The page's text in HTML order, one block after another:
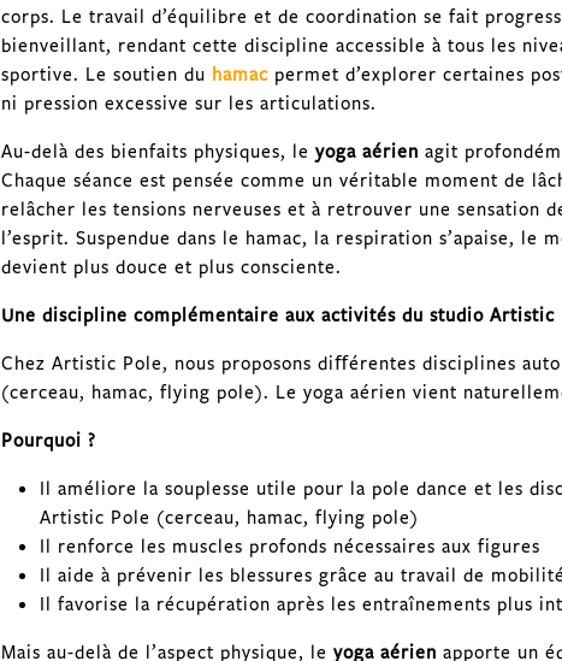
corps. Le travail d’équilibre et de coordination se fait
bienveillant, rendant cette discipline accessible à tous les
sportive. Le soutien du hamac permet d’explorer certaines
ni pression excessive sur les articulations.
Au-delà des bienfaits physiques, le yoga aérien agit
Chaque séance est pensée comme un véritable moment de
relâcher les tensions nerveuses et à retrouver une sensation
l’esprit. Suspendue dans le hamac, la respiration s’apaise, le
devient plus douce et plus consciente.
Une discipline complémentaire aux activités du studio Artistic
Chez Artistic Pole, nous proposons diﬀérentes disciplines
(cerceau, hamac, flying pole). Le yoga aérien vient
Pourquoi ?
Il améliore la souplesse utile pour la pole dance et les
Artistic Pole (cerceau, hamac, flying pole)
Il renforce les muscles profonds nécessaires aux figures
Il aide à prévenir les blessures grâce au travail de mobilité
Il favorise la récupération après les entraînements plus
Mais au-delà de l’aspect physique, le yoga aérien apporte un